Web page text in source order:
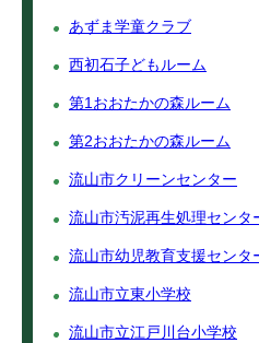
あずま学童クラブ
西初石子どもルーム
第1おおたかの森ルーム
第2おおたかの森ルーム
流山市クリーンセンター
流山市汚泥再生処理センタ
流山市幼児教育支援センタ
流山市立東小学校
流山市立江戸川台小学校